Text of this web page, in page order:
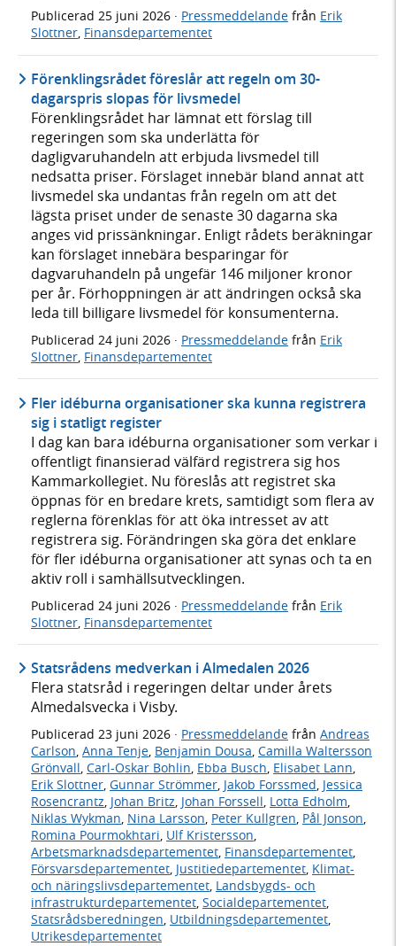
Publicerad 25 juni 2026 · Pressmeddelande från Erik
Slottner, Finansdepartementet
Förenklingsrådet föreslår att regeln om 30-
dagarspris slopas för livsmedel
Förenklingsrådet har lämnat ett förslag till
regeringen som ska underlätta för
dagligvaruhandeln att erbjuda livsmedel till
nedsatta priser. Förslaget innebär bland annat att
livsmedel ska undantas från regeln om att det
lägsta priset under de senaste 30 dagarna ska
anges vid prissänkningar. Enligt rådets beräkningar
kan förslaget innebära besparingar för
dagvaruhandeln på ungefär 146 miljoner kronor
per år. Förhoppningen är att ändringen också ska
leda till billigare livsmedel för konsumenterna.
Publicerad 24 juni 2026 · Pressmeddelande från Erik
Slottner, Finansdepartementet
Fler idéburna organisationer ska kunna registrera
sig i statligt register
I dag kan bara idéburna organisationer som verkar i
offentligt finansierad välfärd registrera sig hos
Kammarkollegiet. Nu föreslås att registret ska
öppnas för en bredare krets, samtidigt som flera av
reglerna förenklas för att öka intresset av att
registrera sig. Förändringen ska göra det enklare
för fler idéburna organisationer att synas och ta en
aktiv roll i samhällsutvecklingen.
Publicerad 24 juni 2026 · Pressmeddelande från Erik
Slottner Finansdepartementet
Statsrådens medverkan i Almedalen 2026
Flera statsråd i regeringen deltar under årets
Almedalsvecka i Visby.
Publicerad 23 juni 2026 · Pressmeddelande från Andreas
Carlson, Anna Tenje, Benjamin Dousa, Camilla Waltersson
Grönvall, Carl-Oskar Bohlin, Ebba Busch, Elisabet Lann,
Erik Slottner, Gunnar Strömmer, Jakob Forssmed, Jessica
Rosencrantz, Johan Britz, Johan Forssell, Lotta Edholm,
Niklas Wykman, Nina Larsson, Peter Kullgren, Pål Jonson,
Romina Pourmokhtari, Ulf Kristersson,
Arbetsmarknadsdepartementet, Finansdepartementet,
Försvarsdepartementet, Justitiedepartementet, Klimat-
och näringslivsdepartementet, Landsbygds- och
infrastrukturdepartementet, Socialdepartementet,
Statsrådsberedningen, Utbildningsdepartementet,
Utrikesdepartementet